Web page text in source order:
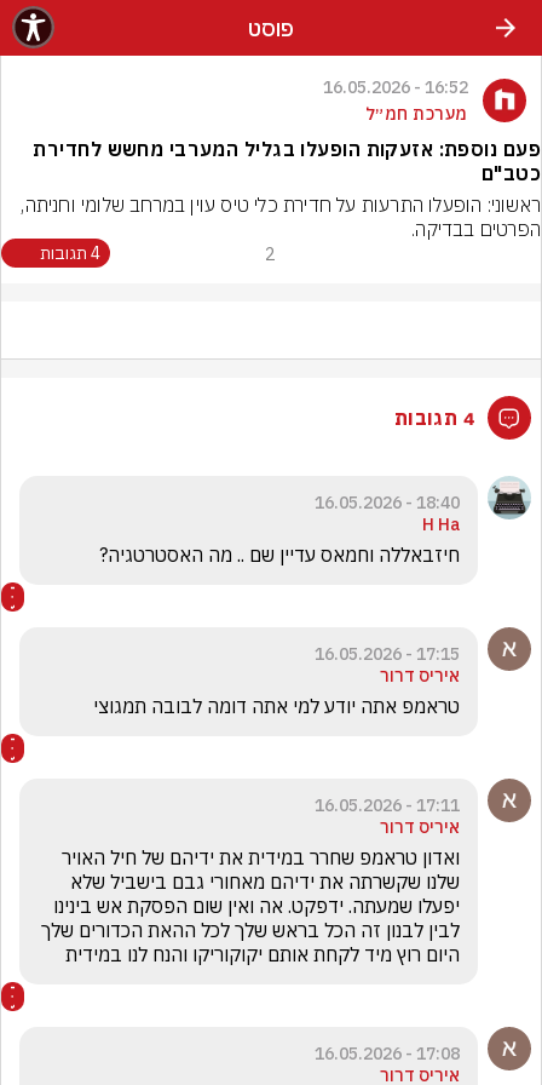
פוסט
16:52 - 16.05.2026
מערכת חמ״ל
פעם נוספת: אזעקות הופעלו בגליל המערבי מחשש לחדירת
כטב"ם
הפרטים בבדיקה.
2 4 תגובות
4 תגובות
18:40 - 16.05.2026
H Ha
חיזבאללה וחמאס עדיין שם .. מה האסטרטגיה?
17:15 - 16.05.2026
איריס דרור
טראמפ אתה יודע למי אתה דומה לבובה תמגוצי
17:11 - 16.05.2026
איריס דרור
היום רוץ מיד לקחת אותם יקוקוריקו והנח לנו במידית
17:08 - 16.05.2026
איריס דרור